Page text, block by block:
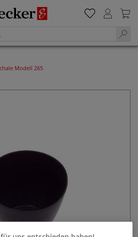
Modell 265